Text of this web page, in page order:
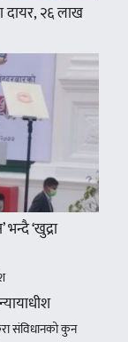
दायर, २६ लाख
‘खुद्रा